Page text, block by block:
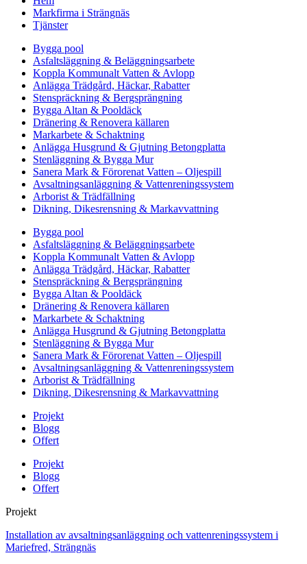
Markfirma i Strängnäs
Tjänster
Bygga pool
Asfaltsläggning & Beläggningsarbete
Koppla Kommunalt Vatten & Avlopp
Anlägga Trädgård, Häckar, Rabatter
Stenspräckning & Bergsprängning
Bygga Altan & Pooldäck
Dränering & Renovera källaren
Markarbete & Schaktning
Anlägga Husgrund & Gjutning Betongplatta
Stenläggning & Bygga Mur
Sanera Mark & Förorenat Vatten – Oljespill
Avsaltningsanläggning & Vattenreningssystem
Arborist & Trädfällning
Dikning, Dikesrensning & Markavvattning
Bygga pool
Asfaltsläggning & Beläggningsarbete
Koppla Kommunalt Vatten & Avlopp
Anlägga Trädgård, Häckar, Rabatter
Stenspräckning & Bergsprängning
Bygga Altan & Pooldäck
Dränering & Renovera källaren
Markarbete & Schaktning
Anlägga Husgrund & Gjutning Betongplatta
Stenläggning & Bygga Mur
Sanera Mark & Förorenat Vatten – Oljespill
Avsaltningsanläggning & Vattenreningssystem
Arborist & Trädfällning
Dikning, Dikesrensning & Markavvattning
Projekt
Blogg
Offert
Projekt
Blogg
Offert
Projekt
Installation av avsaltningsanläggning och vattenreningssystem i
Mariefred, Strängnäs